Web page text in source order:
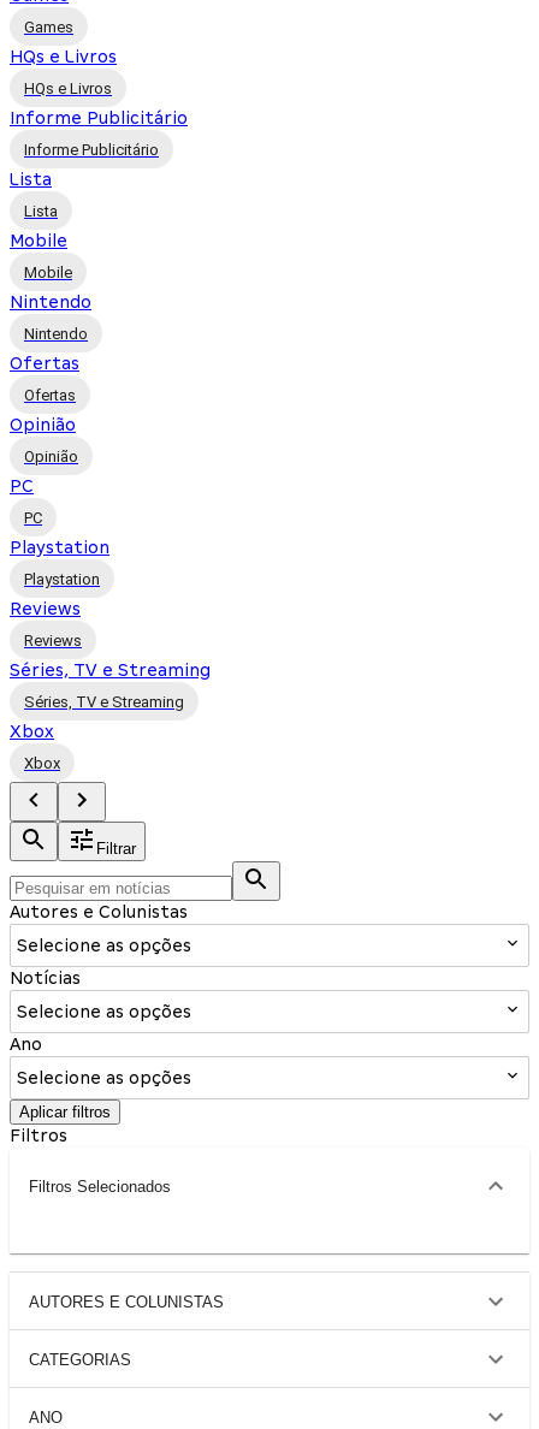
Games
HQs e Livros
HQs e Livros
Informe Publicitário
Informe Publicitário
Lista
Lista
Mobile
Mobile
Nintendo
Nintendo
Ofertas
Ofertas
Opinião
Opinião
PC
PC
Playstation
Playstation
Reviews
Reviews
Séries, TV e Streaming
Séries, TV e Streaming
Xbox
Xbox
Filtrar
Autores e Colunistas
Selecione as opções
Notícias
Selecione as opções
Ano
Selecione as opções
Aplicar filtros
Filtros
Filtros Selecionados
AUTORES E COLUNISTAS
CATEGORIAS
ANO